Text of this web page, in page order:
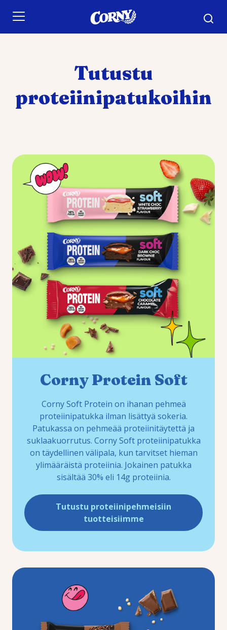
Tutustu
proteiinipatukoihin
Corny Protein Soft
Corny Soft Protein on ihanan pehmeä
proteiinipatukka ilman lisättyä sokeria.
Patukassa on pehmeää proteiinitäytettä ja
suklaakuorrutus. Corny Soft proteiinipatukka
on täydellinen välipala, kun tarvitset hieman
ylimääräistä proteiinia. Jokainen patukka
sisältää 30% eli 14g proteiinia.
Tutustu proteiinipehmeisiin
tuotteisiimme